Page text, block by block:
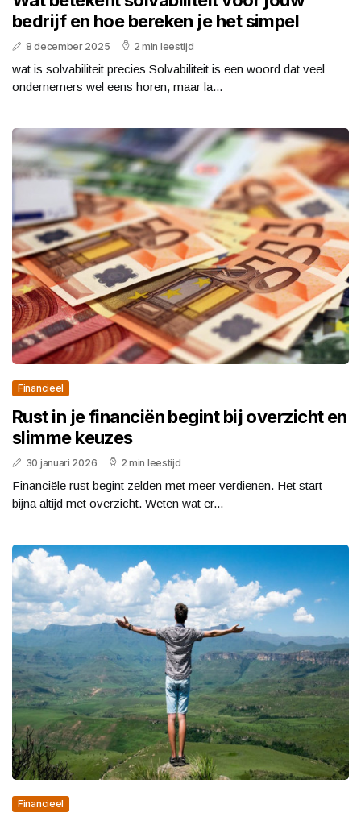
bedrijf en hoe bereken je het simpel
8 december 2025 2 min leestijd
wat is solvabiliteit precies Solvabiliteit is een woord dat veel
ondernemers wel eens horen, maar la...
Financieel
Rust in je financiën begint bij overzicht en
slimme keuzes
30 januari 2026 2 min leestijd
Financiële rust begint zelden met meer verdienen. Het start
bijna altijd met overzicht. Weten wat er...
Financieel